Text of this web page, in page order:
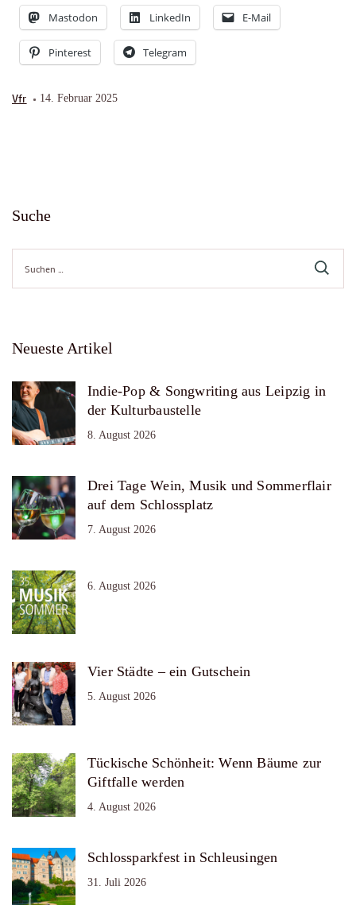
Mastodon LinkedIn E-Mail
Pinterest Telegram
Vfr 14. Februar 2025
Suche
nach:
Neueste Artikel
Indie-Pop & Songwriting aus Leipzig in
der Kulturbaustelle
8. August 2026
Drei Tage Wein, Musik und Sommerflair
auf dem Schlossplatz
7. August 2026
6. August 2026
Vier Städte – ein Gutschein
5. August 2026
Tückische Schönheit: Wenn Bäume zur
Giftfalle werden
4. August 2026
Schlossparkfest in Schleusingen
31. Juli 2026